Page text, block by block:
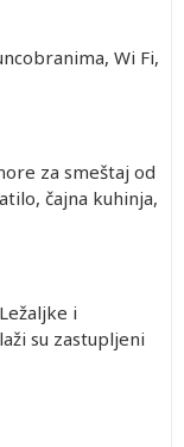
Wi Fi,
za smeštaj od
čajna kuhinja,
i
su zastupljeni